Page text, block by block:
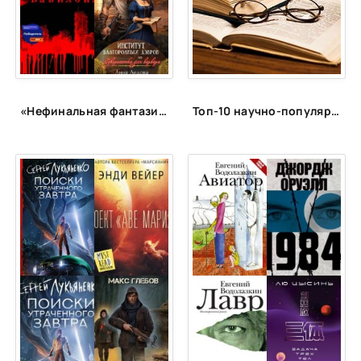
25
26
30
31
32
33
34
35
36
37
«Нефинальная фантазия»: лонг-лист Топ-10 научно-популярных книг, которые расскажут о космосе, физике, экономике и биологии